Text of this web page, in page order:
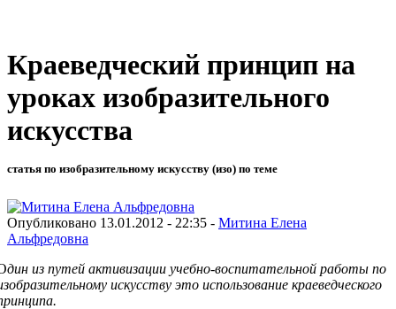
Краеведческий принцип на
уроках изобразительного
искусства
статья по изобразительному искусству (изо) по теме
Опубликовано 13.01.2012 - 22:35 - Митина Елена
Альфредовна
дин из путей активизации учебно-воспитательной работы по
искусству это использование краеведческого